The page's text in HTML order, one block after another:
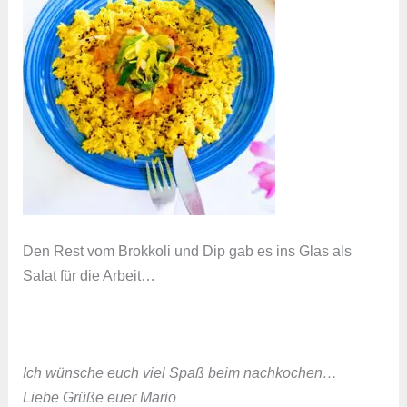
Den Rest vom Brokkoli und Dip gab es ins Glas als
Salat für die Arbeit…
Ich wünsche euch viel Spaß beim nachkochen…
Liebe Grüße euer Mario